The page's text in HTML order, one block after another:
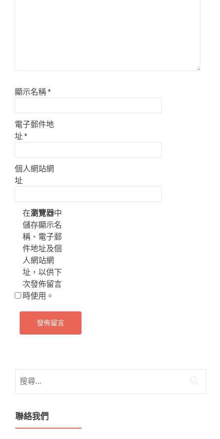
顯示名稱*
電子郵件地
址*
個人網站網
址
在瀏覽器中
儲存顯示名
稱、電子郵
件地址及個
人網站網
址，以供下
次發佈留言
時使用。
尋
鍵
字:
聯絡我們